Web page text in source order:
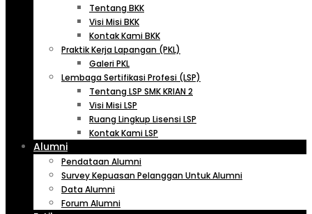
Tentang BKK
Visi Misi BKK
Kontak Kami BKK
Praktik Kerja Lapangan (PKL)
Galeri PKL
Lembaga Sertifikasi Profesi (LSP)
Tentang LSP SMK KRIAN 2
Visi Misi LSP
Ruang Lingkup Lisensi LSP
Kontak Kami LSP
Alumni
Pendataan Alumni
Survey Kepuasan Pelanggan Untuk Alumni
Data Alumni
Forum Alumni